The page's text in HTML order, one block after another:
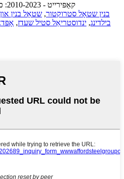
© קאַפּירייט - 2010-2023: כל הזכויות שמורות.
בנין שטאָל סטרוקטור, שטאָל בנין
בילדינג, ינדוסטריאַל סטיל שעדז,